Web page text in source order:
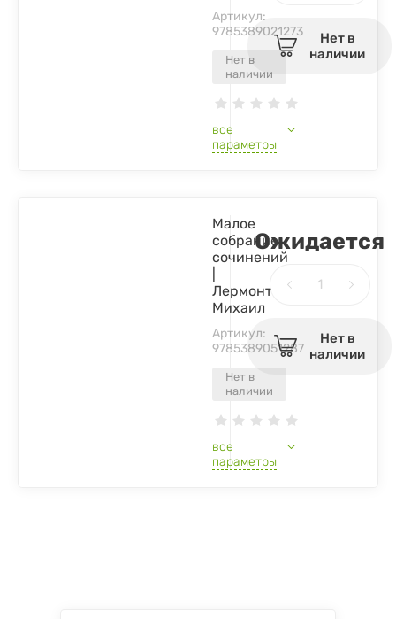
Нет в
наличии
Артикул:
9785389021273
все
параметры
Нет в
наличии
Нет в
наличии
Малое
собрание
сочинений
Лермонтов
Михаил
Артикул:
9785389051287
все
параметры
Ожидается
Нет в
наличии